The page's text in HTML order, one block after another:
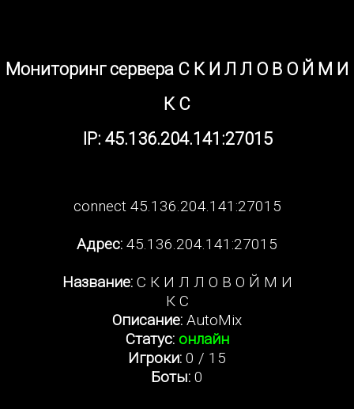
Мониторинг сервера С К И Л Л О В О Й М И
К С
IP: 45.136.204.141:27015
connect 45.136.204.141:27015
Адрес: 45.136.204.141:27015
Название:С К И Л Л О В О Й М И
К С
Описание: AutoMix
Статус: онлайн
Игроки: 0 / 15
Боты: 0